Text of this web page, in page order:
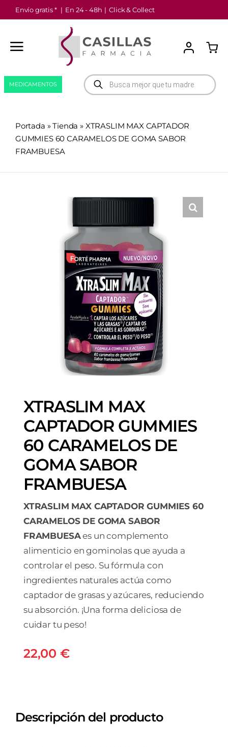
Saltar
al
Envío gratis * | En 24 - 48h | Click & Collect
Búsqueda
de
productos
MEDICAMENTOS
Portada »Tienda » XTRASLIM MAX CAPTADOR
GUMMIES 60 CARAMELOS DE GOMA SABOR
FRAMBUESA
XTRASLIM MAX
CAPTADOR GUMMIES
60 CARAMELOS DE
GOMA SABOR
FRAMBUESA
XTRASLIM MAX CAPTADOR GUMMIES 60
CARAMELOS DE GOMA SABOR
FRAMBUESAes un complemento
alimenticio en gominolas que ayuda a
controlar el peso. Su fórmula con
ingredientes naturales actúa como
captador de grasas y azúcares, reduciendo
su absorción. ¡Una forma deliciosa de
cuidar tu peso!
22,00 €
Descripción del producto